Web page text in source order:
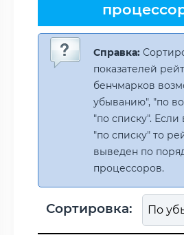
Справка:
показателей
бенчмарков
убыванию", "по
"по списку".
"по списку" то
выведен по
процессоров.
Сортировка: